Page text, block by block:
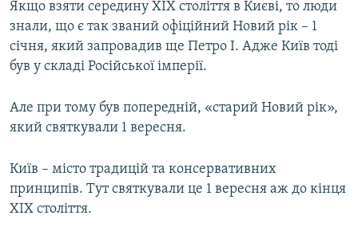
Якщо взяти середину XIX століття в Києві, то люди
знали, що є так званий офіційний Новий рік – 1
січня, який запровадив ще Петро І. Адже Київ тоді
був у складі Російської імперії.
Але при тому був попередній, «старий Новий рік»,
який святкували 1 вересня.
Київ – місто традицій та консервативних
принципів. Тут святкували це 1 вересня аж до кінця
XIX століття.